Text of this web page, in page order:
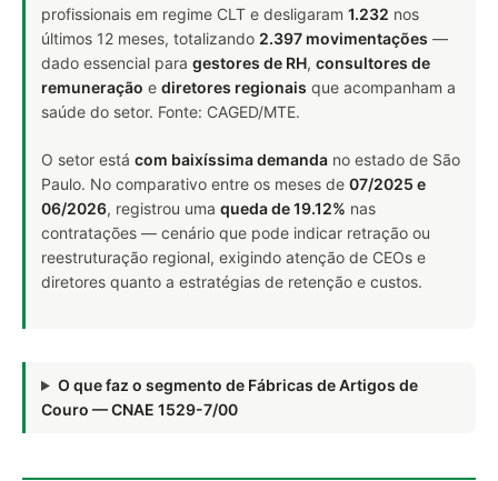
profissionais em regime CLT e desligaram 1.232 nos
últimos 12 meses, totalizando 2.397 movimentações —
dado essencial para gestores de RH, consultores de
remuneração e diretores regionais que acompanham a
saúde do setor. Fonte: CAGED/MTE.
O setor está com baixíssima demanda no estado de São
Paulo. No comparativo entre os meses de 07/2025 e
06/2026, registrou uma queda de 19.12% nas
contratações — cenário que pode indicar retração ou
reestruturação regional, exigindo atenção de CEOs e
diretores quanto a estratégias de retenção e custos.
O que faz o segmento de Fábricas de Artigos de
Couro — CNAE 1529-7/00